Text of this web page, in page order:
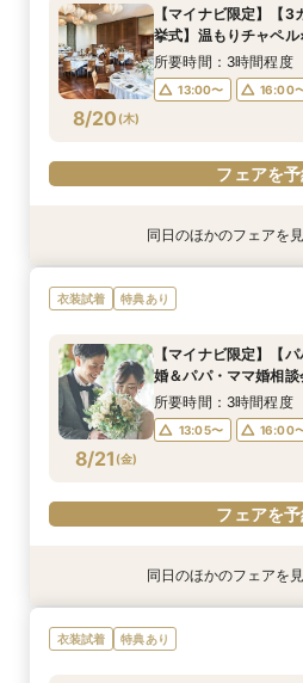
8/19(水)
13:00〜 16:00〜
8/19(水)
13:00〜 16:00〜
8/19(水)
13:00〜 16:00〜
8/19(水)
13:00〜 16:00〜
8/19(水)
13:00〜 16:00〜
8/19(水)
13:00〜 16:00〜
8/19(水)
ル】はじめて相談会
所要時間：3時間程度
8/20 (木)
【マイナビ限定】【
挙式】温もりチャペ
所要時間：3時間程度
13:00〜 16:00
フェアを
特典あり
8/20(木)
【マイナビ限定】【
婚＆パパ・ママ婚相談
13:05〜 16:00
特典あり
8/20(木)
＼マイナビ限定／【
つかるお得プラン♪最
13:00〜 16:00
特典あり
8/20(木)
【マイナビ限定】【
見！】アットホームパ
13:00〜 16:00
特典あり
8/20(木)
【マイナビ限定】先
式後の帰国後パーティ
13:00〜 16:00
特典あり
8/20(木)
【マイナビ限定】衣
ランドドレスも！【衣
13:00〜 16:00
特典あり
8/20(木)
【マイナビ限定】賢
式がお得！
13:00〜 16:00
特典あり
8/20(木)
【マイナビ限定】来
約で10,000円の電子
ル】はじめて相談会【
所要時間：3時間程度
同日のほかのフェアを見
衣装試着 特典あり
8/21 (金)
【マイナビ限定】【
婚＆パパ・ママ婚相談
所要時間：3時間程度
13:05〜 16:00
フェアを
特典あり
＼マイナビ限定／【
つかるお得プラン♪最
特典あり
【マイナビ限定】【
見！】アットホームパ
特典あり
【マイナビ限定】【3
挙式】温もりチャペル
特典あり
【マイナビ限定】先
式後の帰国後パーティ
特典あり
【マイナビ限定】衣
ランドドレスも！【衣
特典あり
【マイナビ限定】賢
式がお得！
特典あり
【マイナビ限定】来
約で10,000円の電子
同日のほかのフェアを見
衣装試着 特典あり